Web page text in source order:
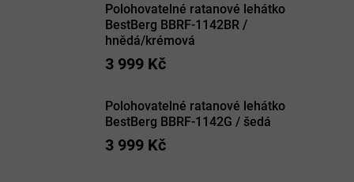
Polohovatelné ratanové lehátko
BestBerg BBRF-1142BR /
hnědá/krémová
3 999 Kč
Polohovatelné ratanové lehátko
BestBerg BBRF-1142G / šedá
3 999 Kč